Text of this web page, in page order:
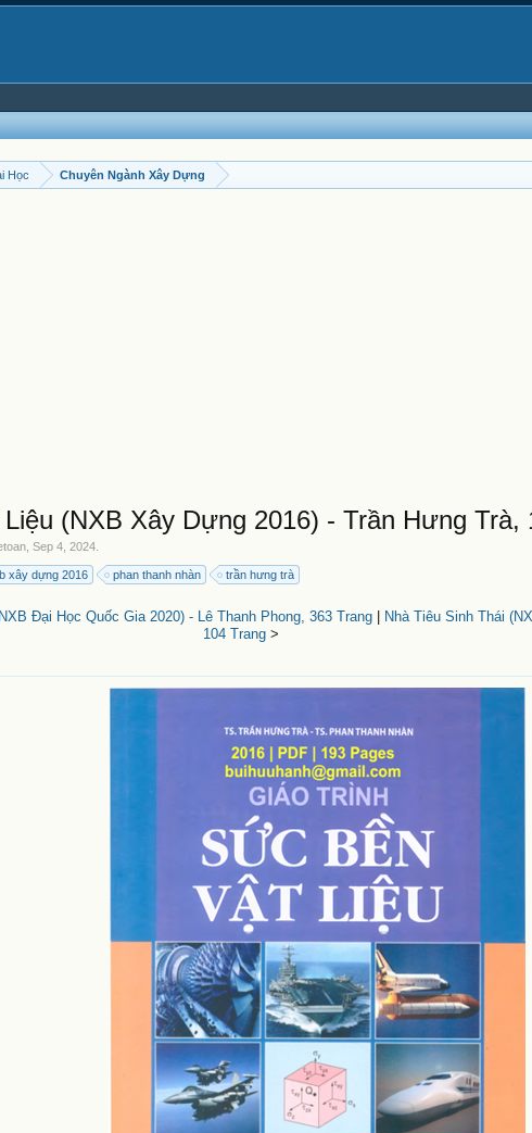
Học Chuyên Ngành Xây Dựng
(NXB Xây Dựng 2016) - Trần Hưng Trà,
,Sep 4, 2024
xây dựng 2016 phan thanh nhàn trần hưng trà
Đại Học Quốc Gia 2020) - Lê Thanh Phong, 363 Trang|
Nhà Tiêu Sinh Thái
104 Trang >